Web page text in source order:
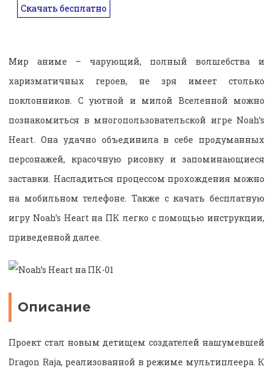
Скачать бесплатно
Мир аниме – чарующий, полный волшебства и
харизматичных героев, не зря имеет столько
поклонников. С уютной и милой Вселенной можно
познакомиться в многопользовательской игре Noah’s
Heart. Она удачно объединила в себе продуманных
персонажей, красочную рисовку и запоминающиеся
заставки. Насладиться процессом прохождения можно
на мобильном телефоне. Также с качать бесплатную
игру Noah’s Heart на ПК легко с помощью инструкции,
приведенной далее.
Описание
Проект стал новым детищем создателей нашумевшей
Dragon Raja, реализованной в режиме мультиплеера. К